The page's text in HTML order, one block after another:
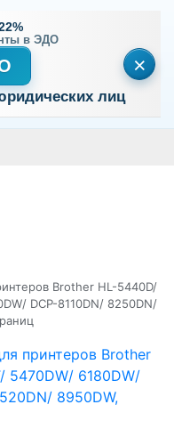
в ЭДО
лиц
×
Brother HL-5440D/
DCP-8110DN/ 8250DN/